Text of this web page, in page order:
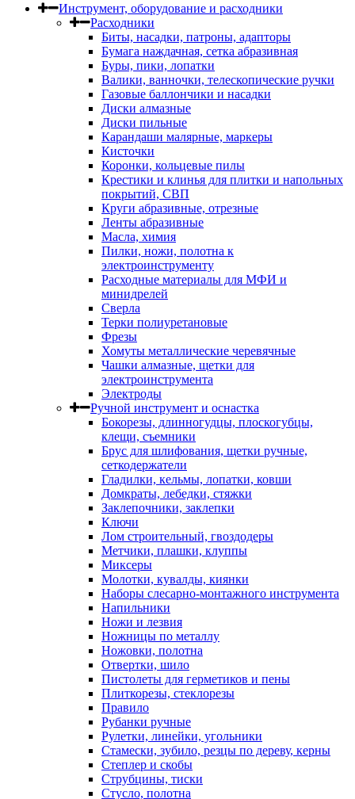
Инструмент, оборудование и расходники
Расходники
Биты, насадки, патроны, адапторы
Бумага наждачная, сетка абразивная
Буры, пики, лопатки
Валики, ванночки, телескопические ручки
Газовые баллончики и насадки
Диски алмазные
Диски пильные
Карандаши малярные, маркеры
Кисточки
Коронки, кольцевые пилы
Крестики и клинья для плитки и напольных
покрытий, СВП
Круги абразивные, отрезные
Ленты абразивные
Масла, химия
Пилки, ножи, полотна к
электроинструменту
Расходные материалы для МФИ и
минидрелей
Сверла
Терки полиуретановые
Фрезы
Хомуты металлические черевячные
Чашки алмазные, щетки для
электроинструмента
Электроды
Ручной инструмент и оснастка
Бокорезы, длинногудцы, плоскогубцы,
клещи, съемники
Брус для шлифования, щетки ручные,
сеткодержатели
Гладилки, кельмы, лопатки, ковши
Домкраты, лебедки, стяжки
Заклепочники, заклепки
Ключи
Лом строительный, гвоздодеры
Метчики, плашки, клуппы
Миксеры
Молотки, кувалды, киянки
Наборы слесарно-монтажного инструмента
Напильники
Ножи и лезвия
Ножницы по металлу
Ножовки, полотна
Отвертки, шило
Пистолеты для герметиков и пены
Плиткорезы, стеклорезы
Правило
Рубанки ручные
Рулетки, линейки, угольники
Стамески, зубило, резцы по дереву, керны
Степлер и скобы
Струбцины, тиски
Стусло, полотна